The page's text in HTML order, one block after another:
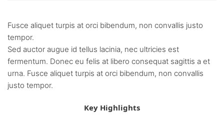
Fusce aliquet turpis at orci bibendum, non convallis justo
tempor.
Sed auctor augue id tellus lacinia, nec ultricies est
fermentum. Donec eu felis at libero consequat sagittis a et
urna. Fusce aliquet turpis at orci bibendum, non convallis
justo tempor.
Key Highlights